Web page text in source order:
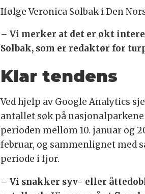
Ifølge Veronica Solbak i Den
– Vi merker at det er økt
Solbak, som er redaktør for
Klar tendens
Ved hjelp av Google Analytics
antallet søk på
perioden mellom 10. januar og
februar, og sammenlignet med
periode i fjor.
– Vi snakker syv- eller